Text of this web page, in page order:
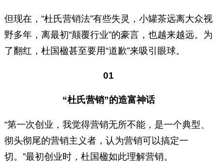
但现在，“杜氏营销法”有些失灵，小罐茶远离大众视
野多年，离最初“颠覆行业”的豪言，也越来越远。为
了翻红，杜国楹甚至要用“道歉”来吸引眼球。
01
“杜氏营销”的造富神话
“第一次创业，我觉得营销无所不能，是一个典型、
彻头彻尾的营销主义者，认为营销可以搞定一
切。”最初创业时，杜国楹如此理解营销。